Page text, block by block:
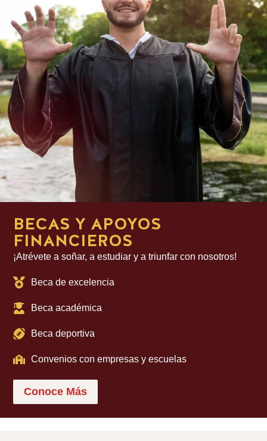
BECAS Y APOYOS
FINANCIEROS
¡Atrévete a soñar, a estudiar y a triunfar con nosotros!
Beca de excelencia
Beca académica
Beca deportiva
Convenios con empresas y escuelas
Conoce Más